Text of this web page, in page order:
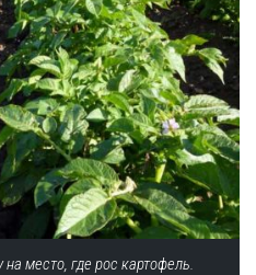
место, где рос картофель.